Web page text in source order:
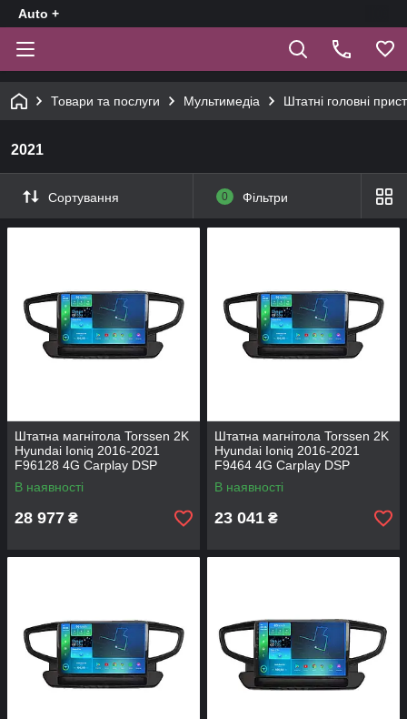
Auto +
Товари та послуги Мультимедіа Штатні головні
2021
Сортування 0 Фільтри
Штатна магнітола Torssen 2K
Hyundai Ioniq 2016-2021
F96128 4G Carplay DSP
В наявності
28 977 ₴
Штатна магнітола Torssen 2K
Hyundai Ioniq 2016-2021
F9464 4G Carplay DSP
В наявності
23 041 ₴